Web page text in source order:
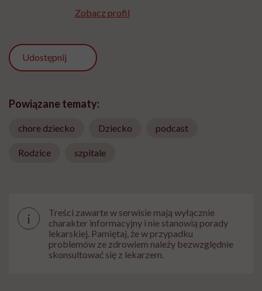
Zobacz profil
Udostępnij
Powiązane tematy:
chore dziecko Dziecko podcast
Rodzice szpitale
i
Treści zawarte w serwisie mają wyłącznie
charakter informacyjny i nie stanowią porady
lekarskiej. Pamiętaj, że w przypadku
problemów ze zdrowiem należy bezwzględnie
skonsultować się z lekarzem.